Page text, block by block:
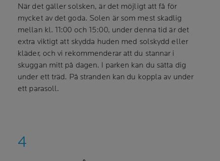
När det gäller solsken, är det möjligt att få för
mycket av det goda. Solen är som mest skadlig
mellan kl. 11:00 och 15:00, under denna tid är det
extra viktigt att skydda huden med solskydd eller
kläder, och vi rekommenderar att du stannar i
skuggan mitt på dagen. I parken kan du sätta dig
under ett träd. På stranden kan du koppla av under
ett parasoll.